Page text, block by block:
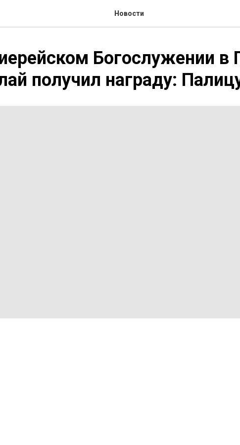
Новости
Богослужении в
получил награду: